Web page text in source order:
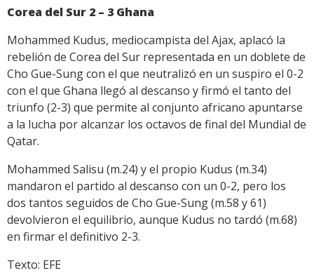
Corea del Sur 2 – 3 Ghana
Mohammed Kudus, mediocampista del Ajax, aplacó la
rebelión de Corea del Sur representada en un doblete de
Cho Gue-Sung con el que neutralizó en un suspiro el 0-2
con el que Ghana llegó al descanso y firmó el tanto del
triunfo (2-3) que permite al conjunto africano apuntarse
a la lucha por alcanzar los octavos de final del Mundial de
Qatar.
Mohammed Salisu (m.24) y el propio Kudus (m.34)
mandaron el partido al descanso con un 0-2, pero los
dos tantos seguidos de Cho Gue-Sung (m.58 y 61)
devolvieron el equilibrio, aunque Kudus no tardó (m.68)
en firmar el definitivo 2-3.
Texto: EFE